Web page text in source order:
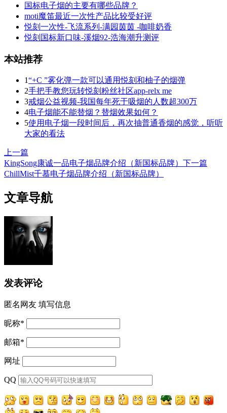
国标电子烟的主要有哪些品牌？
moti魔笛最近一次性产品比较受好评
悦刻一次性-飞流系列-满园茵茵 -咖啡奶香
悦刻国标新口味-溪烟92-浩海潮升测评
本站推荐
1“+C ”雾化弹一款可以通用悦刻和柚子的烟弹
2手把手教您玩转悦刻粉丝社区app-relx me
3戒烟公益视频-我国每年死于吸烟的人数超300万
4电子烟能不能替烟？替烟效果如何？
5使用电子烟一段时间后，再次抽普通香烟的感觉，听听
大家的看法
上一篇
KingSong康诚一品电子烟品牌介绍（新国标品牌） 下一篇
ChillMist千慕电子烟品牌介绍（新国标品牌）
文章导航
发表评论
匿名网友 填写信息
昵称*
邮箱*
网址
QQ